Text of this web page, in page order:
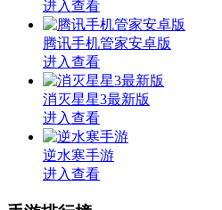
进入查看
腾讯手机管家安卓版
进入查看
消灭星星3最新版
进入查看
逆水寒手游
进入查看